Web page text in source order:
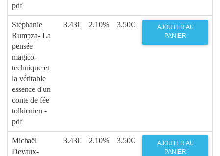
pdf
Stéphanie
Rumpza- La
pensée
magico-
technique et
la véritable
essence d'un
conte de fée
tolkienien -
pdf
3.43€ 2.10% 3.50€
AJOUTER AU
PANIER
Michaël
Devaux-
3.43€ 2.10% 3.50€
AJOUTER AU
PANIER